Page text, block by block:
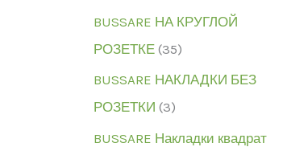
BUSSARE НА КРУГЛОЙ
РОЗЕТКЕ (35)
BUSSARE НАКЛАДКИ БЕЗ
РОЗЕТКИ (3)
BUSSARE Накладки квадрат